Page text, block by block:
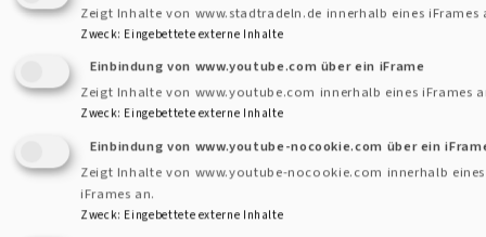
Zeigt Inhalte von www.stadtradeln.de innerhalb eines iFrames
Zweck: Eingebettete externe Inhalte
Einbindung von www.youtube.com über ein iFrame
Zeigt Inhalte von www.youtube.com innerhalb eines iFrames
Zweck: Eingebettete externe Inhalte
Einbindung von www.youtube-nocookie.com über ein
Zeigt Inhalte von www.youtube-nocookie.com innerhalb eines
iFrames an.
Zweck: Eingebettete externe Inhalte